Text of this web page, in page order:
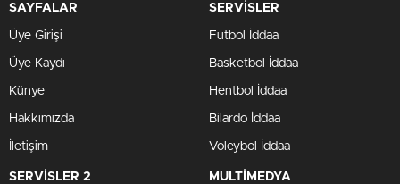
SAYFALAR
Üye Girişi
Üye Kaydı
Künye
Hakkımızda
İletişim
SERVİSLER
Futbol İddaa
Basketbol İddaa
Hentbol İddaa
Bilardo İddaa
Voleybol İddaa
SERVİSLER 2 MULTİMEDYA